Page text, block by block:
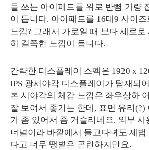
들 쓰는 아이패드를 위로 반뼘 가량
이 듭니다. 아이패드를 16대9 사이
느낌? 그래서 가로일 때 보다 세로
히 길쭉한 느낌이 듭니다.
간략한 디스플레이 스펙은 1920 x
IPS 광시야각 디스플레이가 탑재되
본 시야각의 체감 느낌은 좌우상하
잘 보여서 좋기는 한데, 표면 유리(?)
가 좀 있어서 좀 거슬리네요. 외부 사
너널이라 바깥에서 들고다녀도 제법
다고 너무 땡볕은 곤란하지만요.